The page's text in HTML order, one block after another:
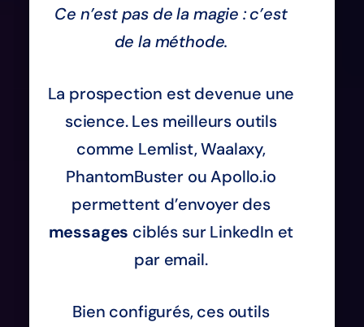
Ce n’est pas de la magie : c’est
de la méthode.
La prospection est devenue une
science. Les meilleurs outils
comme Lemlist, Waalaxy,
PhantomBuster ou Apollo.io
permettent d’envoyer des
messages ciblés sur LinkedIn et
par email.
Bien configurés, ces outils